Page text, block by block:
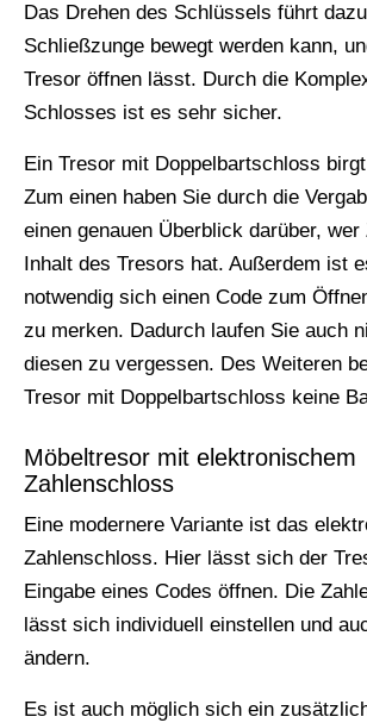
Das Drehen des Schlüssels führt
Schließzunge bewegt werden kann,
Tresor öffnen lässt. Durch die
Schlosses ist es sehr sicher.
Ein Tresor mit Doppelbartschloss
Zum einen haben Sie durch die
einen genauen Überblick darüber, wer
Inhalt des Tresors hat. Außerdem ist
notwendig sich einen Code zum
zu merken. Dadurch laufen Sie auch
diesen zu vergessen. Des Weiteren
Tresor mit Doppelbartschloss keine
Möbeltresor mit elektronischem
Zahlenschloss
Eine modernere Variante ist das
Zahlenschloss. Hier lässt sich der
Eingabe eines Codes öffnen. Die
lässt sich individuell einstellen und
ändern.
Es ist auch möglich sich ein